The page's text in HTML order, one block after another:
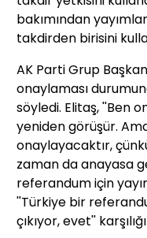
bakımından
takdirden birisini
AK Parti Grup
onaylaması
söyledi. Elitaş, ''Ben
yeniden görüşür.
onaylayacaktır,
zaman da anayasa
referandum için
''Türkiye bir
çıkıyor, evet''